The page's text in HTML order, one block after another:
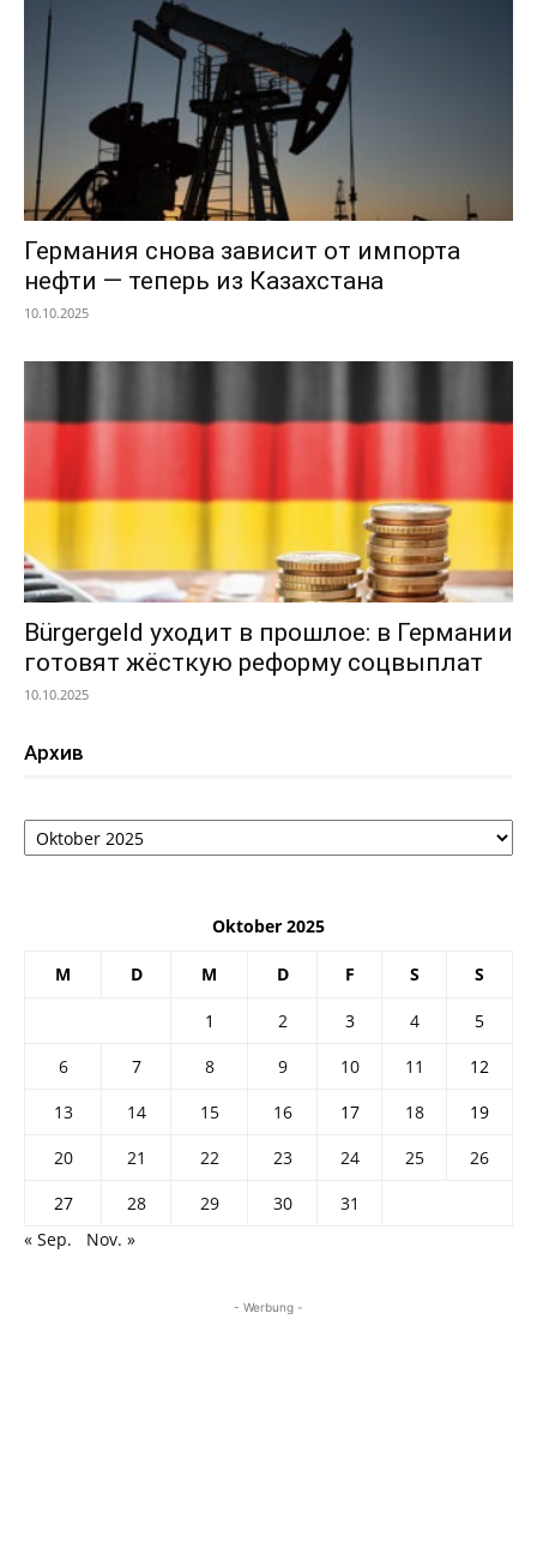
Германия снова зависит от импорта
нефти — теперь из Казахстана
10.10.2025
Bürgergeld уходит в прошлое: в Германии
готовят жёсткую реформу соцвыплат
10.10.2025
Архив
Архив
Oktober 2025
M D M D F S S
1 2 3 4
5
6
7 8 9 10 11
12
13
14 15 16 17 18
19
20
21 22 23 24 25
26
27
28 29 30
31
« Sep.
Nov. »
- Werbung -